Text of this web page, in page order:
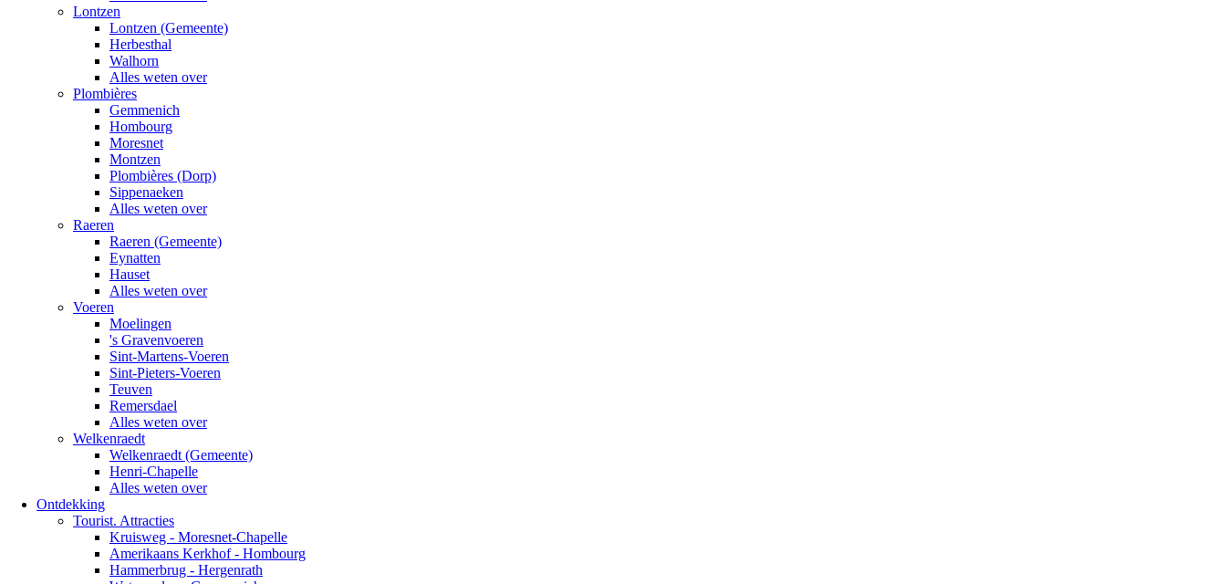
Lontzen
Lontzen (Gemeente)
Herbesthal
Walhorn
Alles weten over
Plombières
Gemmenich
Hombourg
Moresnet
Montzen
Plombières (Dorp)
Sippenaeken
Alles weten over
Raeren
Raeren (Gemeente)
Eynatten
Hauset
Alles weten over
Voeren
Moelingen
's Gravenvoeren
Sint-Martens-Voeren
Sint-Pieters-Voeren
Teuven
Remersdael
Alles weten over
Welkenraedt
Welkenraedt (Gemeente)
Henri-Chapelle
Alles weten over
Ontdekking
Tourist. Attracties
Kruisweg - Moresnet-Chapelle
Amerikaans Kerkhof - Hombourg
Hammerbrug - Hergenrath